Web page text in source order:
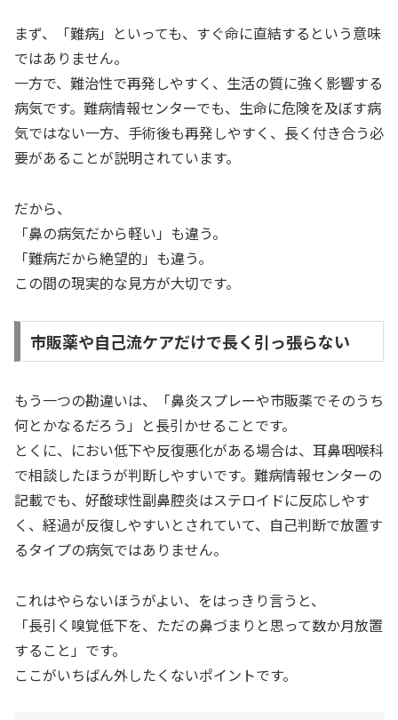
まず、「難病」といっても、すぐ命に直結するという意味
ではありません。
一方で、難治性で再発しやすく、生活の質に強く影響する
病気です。難病情報センターでも、生命に危険を及ぼす病
気ではない一方、手術後も再発しやすく、長く付き合う必
要があることが説明されています。
だから、
「鼻の病気だから軽い」も違う。
「難病だから絶望的」も違う。
この間の現実的な見方が大切です。
市販薬や自己流ケアだけで長く引っ張らない
もう一つの勘違いは、「鼻炎スプレーや市販薬でそのうち
何とかなるだろう」と長引かせることです。
とくに、におい低下や反復悪化がある場合は、耳鼻咽喉科
で相談したほうが判断しやすいです。難病情報センターの
記載でも、好酸球性副鼻腔炎はステロイドに反応しやす
く、経過が反復しやすいとされていて、自己判断で放置す
るタイプの病気ではありません。
これはやらないほうがよい、をはっきり言うと、
「長引く嗅覚低下を、ただの鼻づまりと思って数か月放置
すること」です。
ここがいちばん外したくないポイントです。